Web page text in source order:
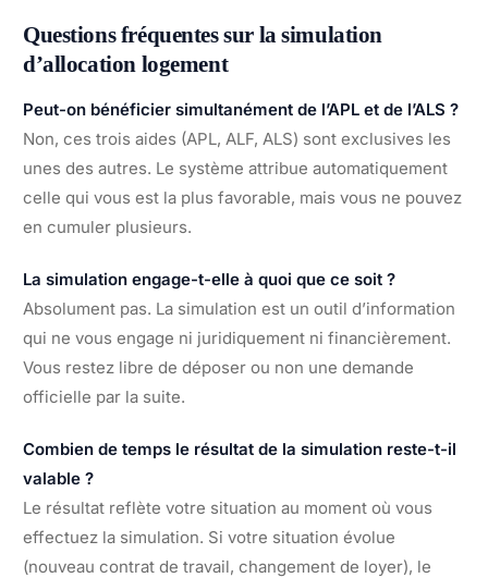
Questions fréquentes sur la simulation
d’allocation logement
Peut-on bénéficier simultanément de l’APL et de l’ALS ?
Non, ces trois aides (APL, ALF, ALS) sont exclusives les
unes des autres. Le système attribue automatiquement
celle qui vous est la plus favorable, mais vous ne pouvez
en cumuler plusieurs.
La simulation engage-t-elle à quoi que ce soit ?
Absolument pas. La simulation est un outil d’information
qui ne vous engage ni juridiquement ni financièrement.
Vous restez libre de déposer ou non une demande
officielle par la suite.
Combien de temps le résultat de la simulation reste-t-il
valable ?
Le résultat reflète votre situation au moment où vous
effectuez la simulation. Si votre situation évolue
(nouveau contrat de travail, changement de loyer), le